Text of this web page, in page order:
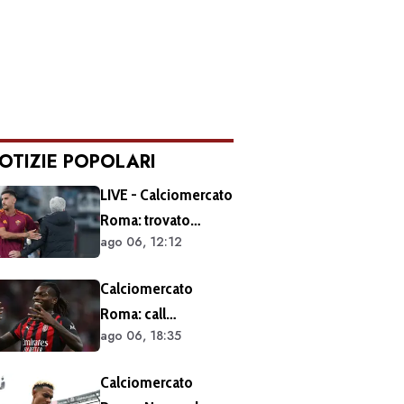
POPOLARI
LIVE - Calciomercato
Roma: trovato
l'accordo per il
Prolungamento di
un solo anno
ago 06, 12:12
Calciomercato
Roma: call
esplorativa tra i
Sul tavolo le
ago 06, 18:35
Calciomercato